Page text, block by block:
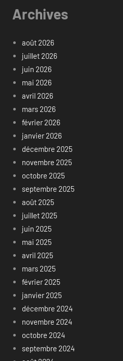
Archives
août 2026
juillet 2026
juin 2026
mai 2026
avril 2026
mars 2026
février 2026
janvier 2026
décembre 2025
novembre 2025
octobre 2025
septembre 2025
août 2025
juillet 2025
juin 2025
mai 2025
avril 2025
mars 2025
février 2025
janvier 2025
décembre 2024
novembre 2024
octobre 2024
septembre 2024